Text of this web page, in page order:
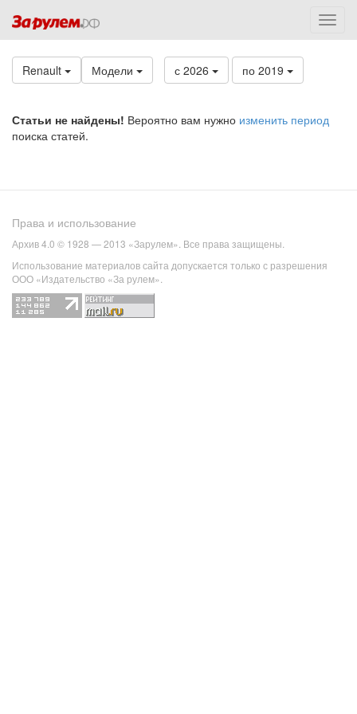
Renault Модели с 2026 по 2019
Статьи не найдены! Вероятно вам нужно изменить период
поиска статей.
Права и использование
Архив 4.0 © 1928 — 2013 «Зарулем». Все права защищены.
Использование материалов сайта допускается только с разрешения
ООО «Издательство «За рулем».